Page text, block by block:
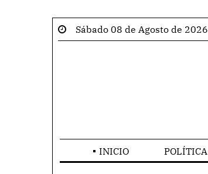
Sábado 08 de Agosto de 2026
INICIO POLÍTICA